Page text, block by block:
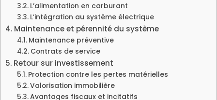
L’alimentation en carburant
L’intégration au système électrique
Maintenance et pérennité du système
Maintenance préventive
Contrats de service
Retour sur investissement
Protection contre les pertes matérielles
Valorisation immobilière
Avantages fiscaux et incitatifs